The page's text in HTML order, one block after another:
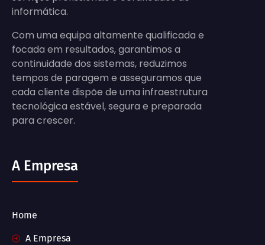
informática.
Com uma equipa altamente qualificada e
focada em resultados, garantimos a
continuidade dos sistemas, reduzimos
tempos de paragem e asseguramos que
cada cliente dispõe de uma infraestrutura
tecnológica estável, segura e preparada
para crescer.
A Empresa
Home
A Empresa